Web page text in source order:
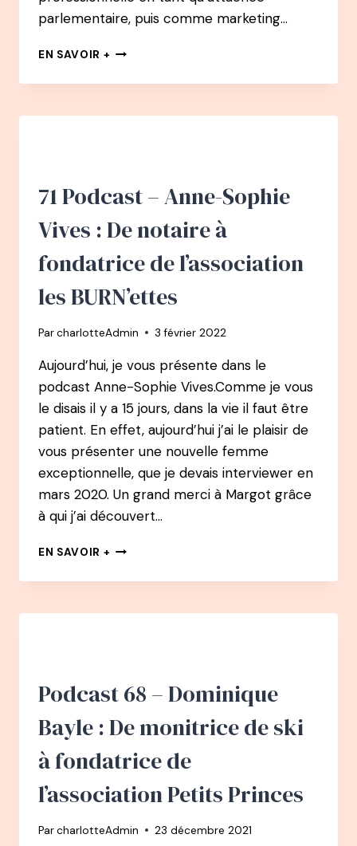
parlementaire, puis comme marketing…
EN SAVOIR + 76
–
BOUVARD
À
DE
À
FONDATRICE
DE
SOS
71 Podcast – Anne-Sophie
Vives : De notaire à
fondatrice de l’association
les BURN’ettes
ParcharlotteAdmin 3 février 2022
Aujourd’hui, je vous présente dans le
podcast Anne-Sophie Vives.Comme je vous
le disais il y a 15 jours, dans la vie il faut être
patient. En effet, aujourd’hui j’ai le plaisir de
vous présenter une nouvelle femme
exceptionnelle, que je devais interviewer en
mars 2020. Un grand merci à Margot grâce
à qui j’ai découvert…
EN SAVOIR + 71
–
SOPHIE
À
DE
LES
Podcast 68 – Dominique
Bayle : De monitrice de ski
à fondatrice de
l’association Petits Princes
ParcharlotteAdmin 23 décembre 2021